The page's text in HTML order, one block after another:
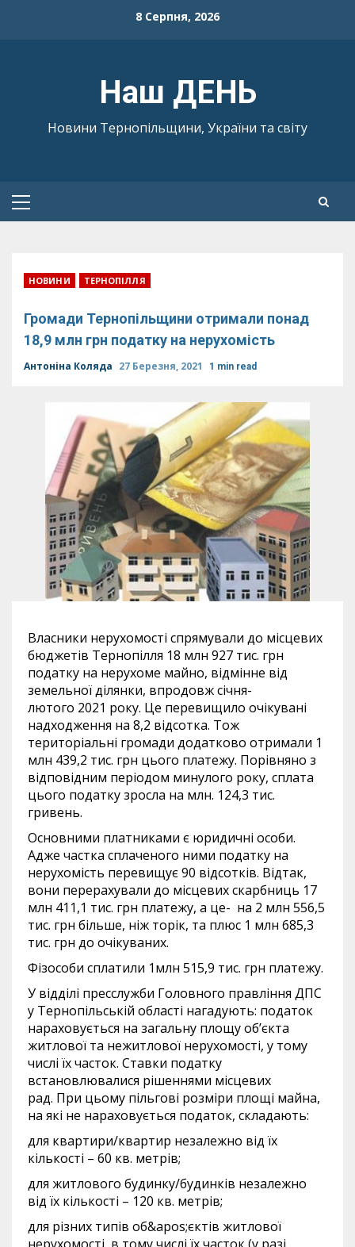
8 Серпня, 2026
Наш ДЕНЬ
Новини Тернопільщини, України та світу
Primary
НОВИНИ ТЕРНОПІЛЛЯ
Громади Тернопільщини отримали понад
18,9 млн грн податку на нерухомість
Антоніна Коляда 27 Березня, 2021 1 min read
Власники нерухомості спрямували до місцевих
бюджетів Тернопілля 18 млн 927 тис. грн
податку на нерухоме майно, відмінне від
земельної ділянки, впродовж січня-
лютого 2021 року. Це перевищило очікувані
надходження на 8,2 відсотка. Тож
територіальні громади додатково отримали 1
млн 439,2 тис. грн цього платежу. Порівняно з
відповідним періодом минулого року, сплата
цього податку зросла на млн. 124,3 тис.
гривень.
Основними платниками є юридичні особи.
Адже частка сплаченого ними податку на
нерухомість перевищує 90 відсотків. Відтак,
вони перерахували до місцевих скарбниць 17
млн 411,1 тис. грн платежу, а це- на 2 млн 556,5
тис. грн більше, ніж торік, та плюс 1 млн 685,3
тис. грн до очікуваних.
Фізособи сплатили 1млн 515,9 тис. грн платежу.
У відділі пресслужби Головного правління ДПС
у Тернопільській області нагадують: податок
нараховується на загальну площу об’єкта
житлової та нежитлової нерухомості, у тому
числі їх часток. Ставки податку
встановлювалися рішеннями місцевих
рад. При цьому пільгові розміри площі майна,
на які не нараховується податок, складають:
для квартири/квартир незалежно від їх
кількості – 60 кв. метрів;
для житлового будинку/будинків незалежно
від їх кількості – 120 кв. метрів;
для різних типів об&apos;єктів житлової